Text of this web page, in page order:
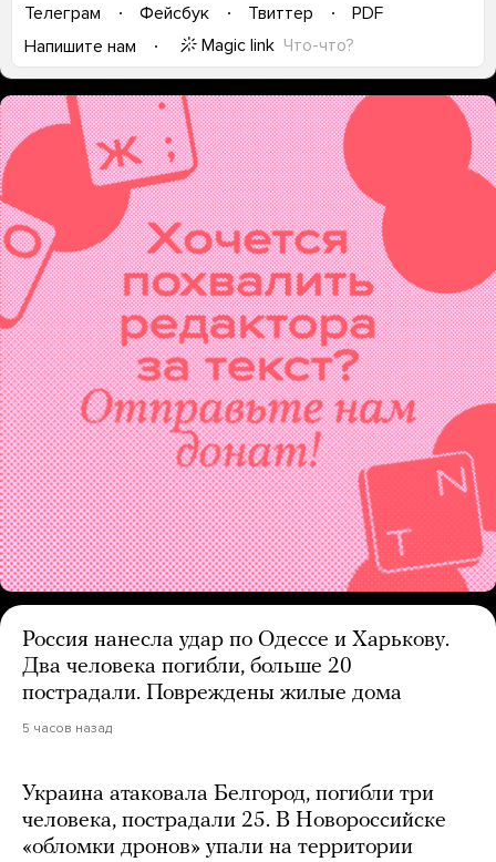
Телеграм
Фейсбук Твиттер
PDF
Напишите нам
Magic link Что-что?
Россия нанесла удар по Одессе и Харькову.
Два человека погибли, больше 20
пострадали. Повреждены жилые дома
5 часов назад
Украина атаковала Белгород, погибли три
человека, пострадали 25. В Новороссийске
«обломки дронов» упали на территории